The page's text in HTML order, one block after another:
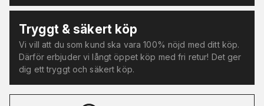
Tryggt & säkert köp
Vi vill att du som kund ska vara 100% nöjd med ditt köp.
Därför erbjuder vi långt öppet köp med fri retur! Det ger
dig ett tryggt och säkert köp.